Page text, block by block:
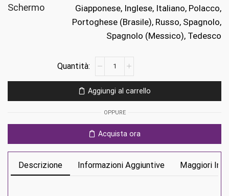
Schermo
Giapponese, Inglese, Italiano, Polacco,
Portoghese (Brasile), Russo, Spagnolo,
Spagnolo (Messico), Tedesco
2
Ps5
Aggiungi al carrello
OPPURE
Acquista ora
Descrizione Informazioni Aggiuntive Maggiori